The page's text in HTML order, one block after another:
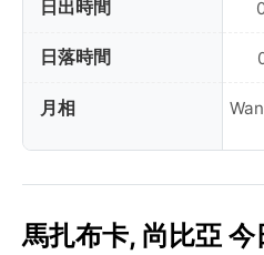
日出時間
日落時間
月相
馬扎布卡, 尚比亞